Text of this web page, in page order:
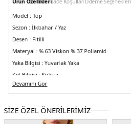
Model : Top
Sezon : İlkbahar / Yaz
Desen : Fitilli
Materyal : % 63 Viskon % 37 Poliamid
Yaka Bilgisi : Yuvarlak Yaka
Kol Bilgisi : Kolsuz
Kalıp Bilgisi :Regular Fit
5DK2W5YR10Z0130JBLK.07
Devamını Gör
SİZE ÖZEL ÖNERİLERİMİZ